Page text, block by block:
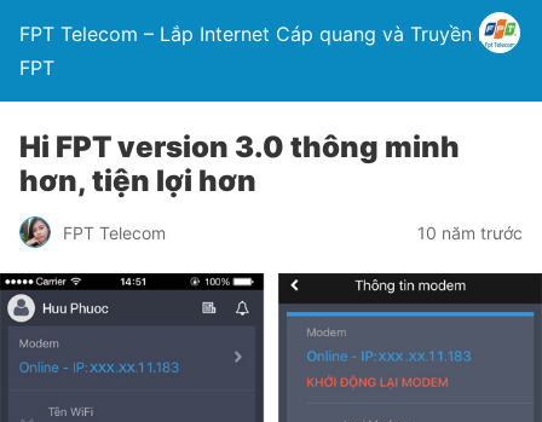
FPT Telecom – Lắp Internet Cáp quang và Truyền hình
FPT
Hi FPT version 3.0 thông minh
hơn, tiện lợi hơn
FPT Telecom 10 năm trước